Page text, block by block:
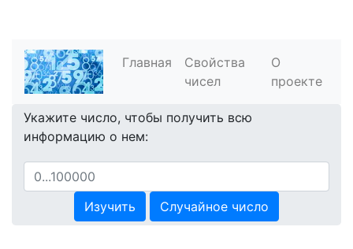
Главная
Свойства
чисел
О
проекте
Укажите число, чтобы получить всю
информацию о нем:
Изучить Случайное число